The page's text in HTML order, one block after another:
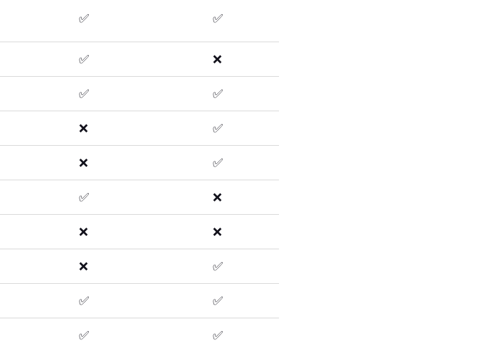
✅ ✅
✅ ❌
✅ ✅
❌ ✅
❌ ✅
✅ ❌
❌ ❌
❌ ✅
✅ ✅
✅ ✅